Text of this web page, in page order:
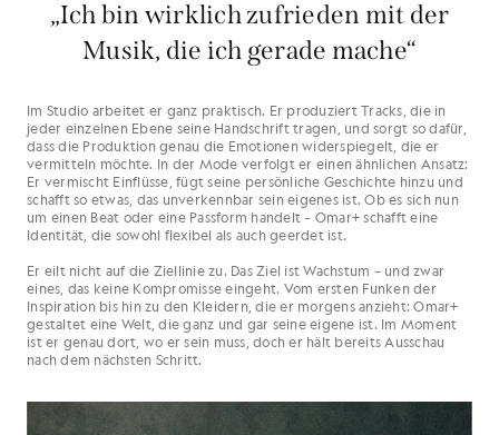
„Ich bin wirklich zufrieden mit der
Musik, die ich gerade mache“
Im Studio arbeitet er ganz praktisch. Er produziert Tracks, die in
jeder einzelnen Ebene seine Handschrift tragen, und sorgt so dafür,
dass die Produktion genau die Emotionen widerspiegelt, die er
vermitteln möchte. In der Mode verfolgt er einen ähnlichen Ansatz:
Er vermischt Einflüsse, fügt seine persönliche Geschichte hinzu und
schafft so etwas, das unverkennbar sein eigenes ist. Ob es sich nun
um einen Beat oder eine Passform handelt – Omar+ schafft eine
Identität, die sowohl flexibel als auch geerdet ist.
Er eilt nicht auf die Ziellinie zu. Das Ziel ist Wachstum – und zwar
eines, das keine Kompromisse eingeht. Vom ersten Funken der
Inspiration bis hin zu den Kleidern, die er morgens anzieht: Omar+
gestaltet eine Welt, die ganz und gar seine eigene ist. Im Moment
ist er genau dort, wo er sein muss, doch er hält bereits Ausschau
nach dem nächsten Schritt.